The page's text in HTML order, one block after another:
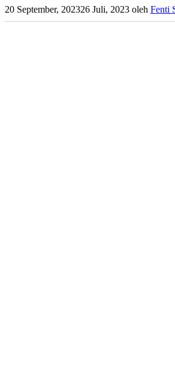
20 September, 202326 Juli, 2023 oleh Fenti